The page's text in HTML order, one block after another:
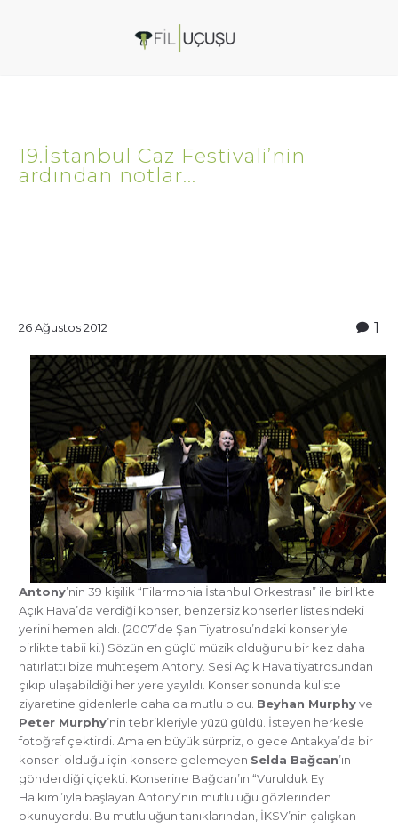
19.İstanbul Caz Festivali’nin
ardından notlar…
1
26 Ağustos 2012
Antony’nin 39 kişilik “Filarmonia İstanbul Orkestrası” ile birlikte
Açık Hava’da verdiği konser, benzersiz konserler listesindeki
yerini hemen aldı. (2007’de Şan Tiyatrosu’ndaki konseriyle
birlikte tabii ki.) Sözün en güçlü müzik olduğunu bir kez daha
hatırlattı bize muhteşem Antony. Sesi Açık Hava tiyatrosundan
çıkıp ulaşabildiği her yere yayıldı. Konser sonunda kuliste
ziyaretine gidenlerle daha da mutlu oldu. Beyhan Murphyve
Peter Murphy’nin tebrikleriyle yüzü güldü. İsteyen herkesle
fotoğraf çektirdi. Ama en büyük sürpriz, o gece Antakya’da bir
konseri olduğu için konsere gelemeyen Selda Bağcan’ın
gönderdiği çiçekti. Konserine Bağcan’ın “Vurulduk Ey
Halkım”ıyla başlayan Antony’nin mutluluğu gözlerinden
okunuyordu. Bu mutluluğun tanıklarından, İKSV’nin çalışkan